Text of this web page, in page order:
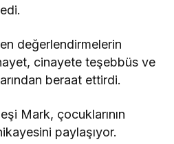
değerlendirmelerin
cinayete teşebbüs ve
beraat ettirdi.
Mark, çocuklarının
paylaşıyor.